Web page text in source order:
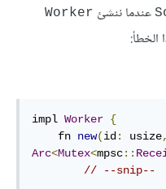
عندما ننشئ Worker
الخطأ:
impl Worker {
    fn
new(id : usize,
Arc<Mutex<mpsc::
// --snip--